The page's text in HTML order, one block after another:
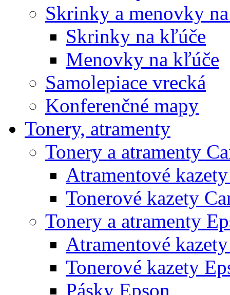
Skrinky a menovky
Skrinky na kľúče
Menovky na kľúče
Samolepiace vrecká
Konferenčné mapy
Tonery, atramenty
Tonery a atramenty
Atramentové
Tonerové kazety
Tonery a atramenty
Atramentové
Tonerové kazety
Pásky Epson